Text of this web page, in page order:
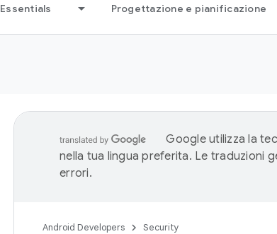
Essentials Progettazione e pianificazione
Google utilizza la
nella tua lingua preferita. Le traduzioni
errori.
Android Developers Security